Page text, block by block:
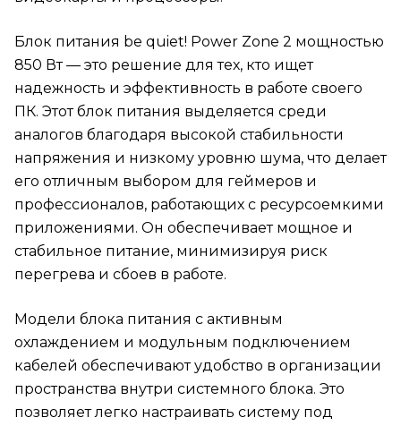
Блок питания be quiet! Power Zone 2 мощностью
850 Вт — это решение для тех, кто ищет
надежность и эффективность в работе своего
ПК. Этот блок питания выделяется среди
аналогов благодаря высокой стабильности
напряжения и низкому уровню шума, что делает
его отличным выбором для геймеров и
профессионалов, работающих с ресурсоемкими
приложениями. Он обеспечивает мощное и
стабильное питание, минимизируя риск
перегрева и сбоев в работе.
Модели блока питания с активным
охлаждением и модульным подключением
кабелей обеспечивают удобство в организации
пространства внутри системного блока. Это
позволяет легко настраивать систему под